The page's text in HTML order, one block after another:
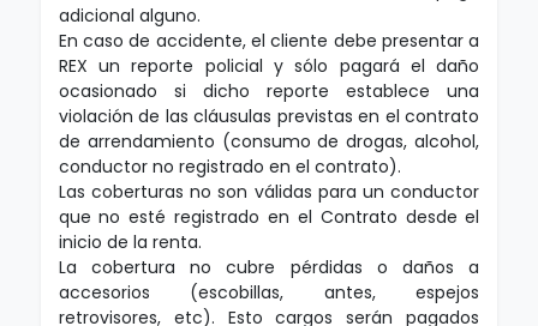
adicional alguno.
En caso de accidente, el cliente debe presentar a
REX un reporte policial y sólo pagará el daño
ocasionado si dicho reporte establece una
violación de las cláusulas previstas en el contrato
de arrendamiento (consumo de drogas, alcohol,
conductor no registrado en el contrato).
Las coberturas no son válidas para un conductor
que no esté registrado en el Contrato desde el
inicio de la renta.
La cobertura no cubre pérdidas o daños a
accesorios (escobillas, antes, espejos
retrovisores, etc). Esto cargos serán pagados